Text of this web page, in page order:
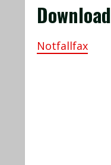
Download
Notfallfax